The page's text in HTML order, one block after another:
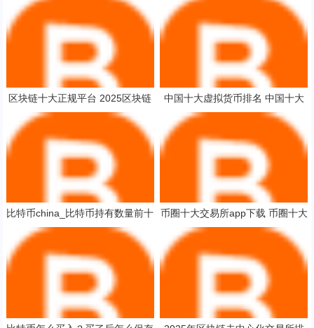
区块链十大正规平台 2025区块链
交易平台前十名
中国十大虚拟货币排名 中国十大
虚拟货币排名BTE【交易所okx】
比特币china_比特币持有数量前十
大佬
币圈十大交易所app下载 币圈十大
交易所app下载安卓